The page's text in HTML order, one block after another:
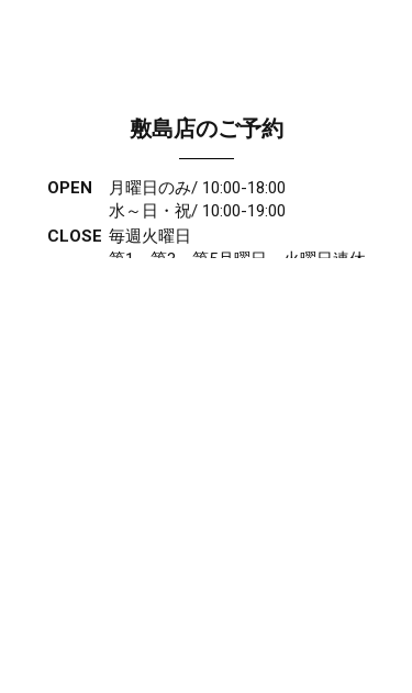
敷島店のご予約
OPEN
月曜日のみ/ 10:00-18:00
水～日・祝/ 10:00-19:00
CLOSE 毎週火曜日
第1、第3、第5月曜日、火曜日連休